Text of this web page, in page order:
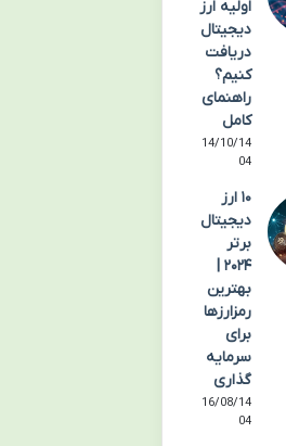
اولیه ارز
دیجیتال
دریافت
کنیم؟
راهنمای
کامل
14/10/14
04
۱۰ ارز
دیجیتال
برتر
۲۰۲۴ |
بهترین
رمزارزها
برای
سرمایه
گذاری
16/08/14
04